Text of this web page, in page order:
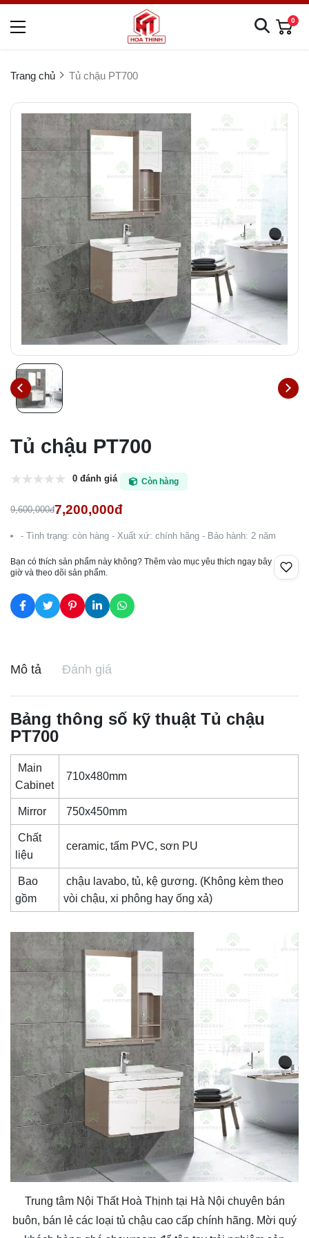
0
Trang chủ Tủ chậu PT700
Tủ chậu PT700
0 đánh giá Còn hàng
9,600,000đ7,200,000đ
- Tình trạng: còn hàng - Xuất xứ: chính hãng - Bảo hành: 2 năm
Bạn có thích sản phẩm này không? Thêm vào mục yêu thích ngay bây
giờ và theo dõi sản phẩm.
Mô tả Đánh giá
Bảng thông số kỹ thuật Tủ chậu
PT700
Main
Cabinet
710x480mm
Mirror 750x450mm
Chất
liệu
ceramic, tấm PVC, sơn PU
Bao
gồm
chậu lavabo, tủ, kệ gương. (Không kèm theo
vòi chậu, xi phông hay ống xả)
Trung tâm Nội Thất Hoà Thịnh tại Hà Nội chuyên bán
buôn, bán lẻ các loại tủ chậu cao cấp chính hãng. Mời quý